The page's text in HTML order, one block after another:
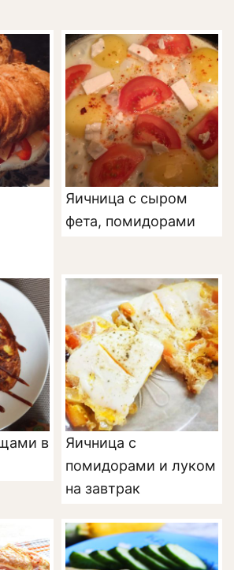
Яичница с сыром
фета, помидорами
в
Яичница с
помидорами и луком
на завтрак